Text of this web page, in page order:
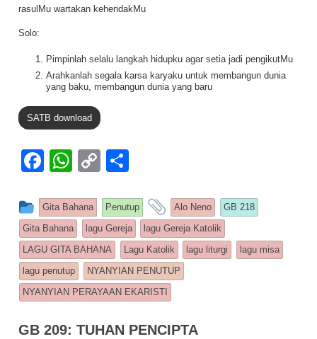
rasulMu wartakan kehendakMu
Solo:
Pimpinlah selalu langkah hidupku agar setia jadi pengikutMu
Arahkanlah segala karsa karyaku untuk membangun dunia
yang baku, membangun dunia yang baru
SATB download
F
c
e
b
o
o
k
W
at
s
A
p
p
C
p
y
Li
n
k
ar
e
This entry was posted in
Gita Bahana Penutup and tagged
Alo Neno
GB 218
Gita Bahana
lagu Gereja
lagu Gereja Katolik
LAGU GITA BAHANA
Lagu Katolik lagu liturgi
lagu misa
lagu penutup
NYANYIAN PENUTUP
NYANYIAN PERAYAAN EKARISTI
GB 209: TUHAN PENCIPTA